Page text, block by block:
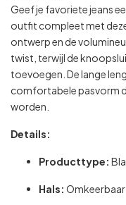
Geef je favoriete jeans
outfit compleet met
ontwerp en de
twist, terwijl de
toevoegen. De lange
comfortabele pasvorm
worden.
Details:
Producttype:
Hals: Omkeerbaar